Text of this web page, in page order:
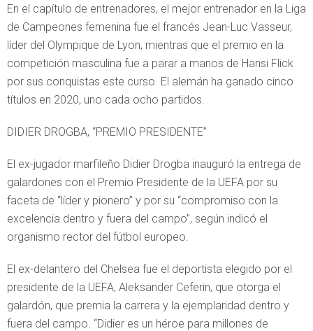
En el capítulo de entrenadores, el mejor entrenador en la Liga
de Campeones femenina fue el francés Jean-Luc Vasseur,
líder del Olympique de Lyon, mientras que el premio en la
competición masculina fue a parar a manos de Hansi Flick
por sus conquistas este curso. El alemán ha ganado cinco
títulos en 2020, uno cada ocho partidos.
DIDIER DROGBA, “PREMIO PRESIDENTE”
El ex-jugador marfileño Didier Drogba inauguró la entrega de
galardones con el Premio Presidente de la UEFA por su
faceta de “líder y pionero” y por su “compromiso con la
excelencia dentro y fuera del campo”, según indicó el
organismo rector del fútbol europeo.
El ex-delantero del Chelsea fue el deportista elegido por el
presidente de la UEFA, Aleksander Ceferin, que otorga el
galardón, que premia la carrera y la ejemplaridad dentro y
fuera del campo. “Didier es un héroe para millones de